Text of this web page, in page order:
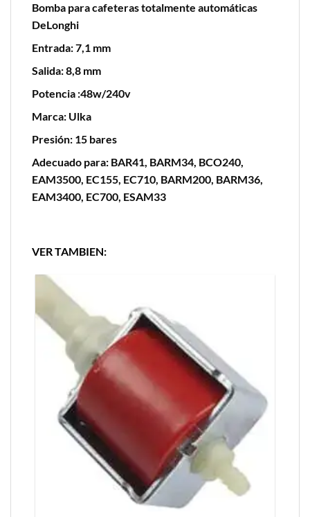
Bomba para cafeteras totalmente automáticas
DeLonghi
Entrada: 7,1 mm
Salida: 8,8 mm
Potencia :48w/240v
Marca: Ulka
Presión: 15 bares
Adecuado para: BAR41, BARM34, BCO240,
EAM3500, EC155, EC710, BARM200, BARM36,
EAM3400, EC700, ESAM33
VER TAMBIEN: